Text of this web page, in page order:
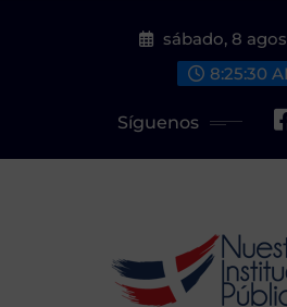
sábado, 8
8:25:30
Síguenos